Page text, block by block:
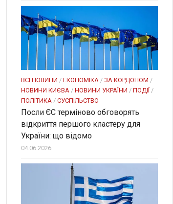
ВСІ НОВИНИ / ЕКОНОМІКА / ЗА КОРДОНОМ /
НОВИНИ КИЄВА / НОВИНИ УКРАЇНИ / ПОДІЇ /
ПОЛІТИКА / СУСПІЛЬСТВО
Посли ЄC терміново обговорять
відкриття першого кластеру для
України: що відомо
04.06.2026